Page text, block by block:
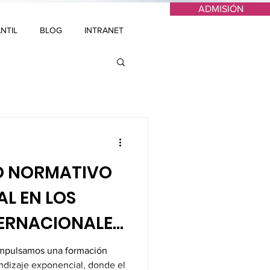
ADMISIÓN
BLOG INTRANET
NORMATIVO
EN LOS
una formación
exponencial, donde el